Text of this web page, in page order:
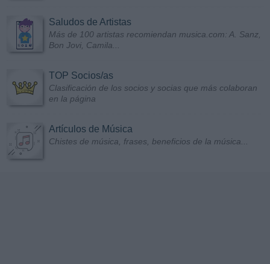
Saludos de Artistas
Más de 100 artistas recomiendan musica.com: A. Sanz,
Bon Jovi, Camila...
TOP Socios/as
Clasificación de los socios y socias que más colaboran
en la página
Artículos de Música
Chistes de música, frases, beneficios de la música...